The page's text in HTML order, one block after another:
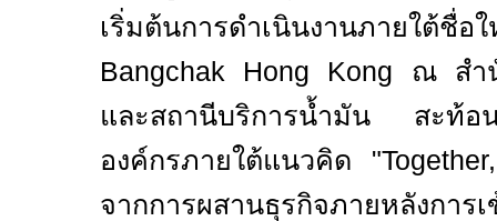
เริ่มต้นการดำเนินงานภายใต้ชื่
Bangchak Hong Kong ณ สำ
และสถานีบริการน้ำมัน สะท้อน
องค์กรภายใต้แนวคิด "
จากการผสานธุรกิจภายหลังการ